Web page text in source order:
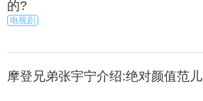
的?
电视剧
摩登兄弟张宇宁介绍:绝对颜值范儿